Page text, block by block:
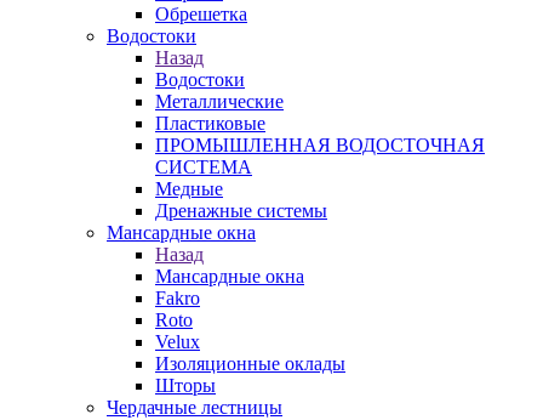
Обрешетка
Водостоки
Назад
Водостоки
Металлические
Пластиковые
ПРОМЫШЛЕННАЯ ВОДОСТОЧНАЯ
СИСТЕМА
Медные
Дренажные системы
Мансардные окна
Назад
Мансардные окна
Fakro
Roto
Velux
Изоляционные оклады
Шторы
Чердачные лестницы